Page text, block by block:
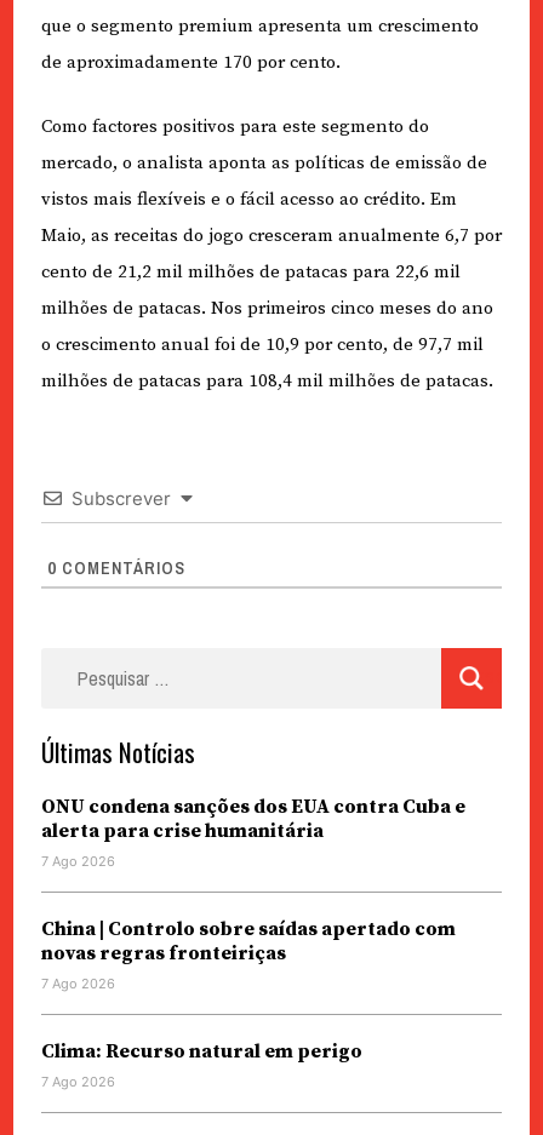
que o segmento premium apresenta um crescimento
de aproximadamente 170 por cento.
Como factores positivos para este segmento do
mercado, o analista aponta as políticas de emissão de
vistos mais flexíveis e o fácil acesso ao crédito. Em
Maio, as receitas do jogo cresceram anualmente 6,7 por
cento de 21,2 mil milhões de patacas para 22,6 mil
milhões de patacas. Nos primeiros cinco meses do ano
o crescimento anual foi de 10,9 por cento, de 97,7 mil
milhões de patacas para 108,4 mil milhões de patacas.
Subscrever
0 COMENTÁRIOS
Últimas Notícias
ONU condena sanções dos EUA contra Cuba e
alerta para crise humanitária
7 Ago 2026
China | Controlo sobre saídas apertado com
novas regras fronteiriças
7 Ago 2026
Clima: Recurso natural em perigo
7 Ago 2026